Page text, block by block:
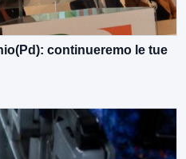
continueremo le tue